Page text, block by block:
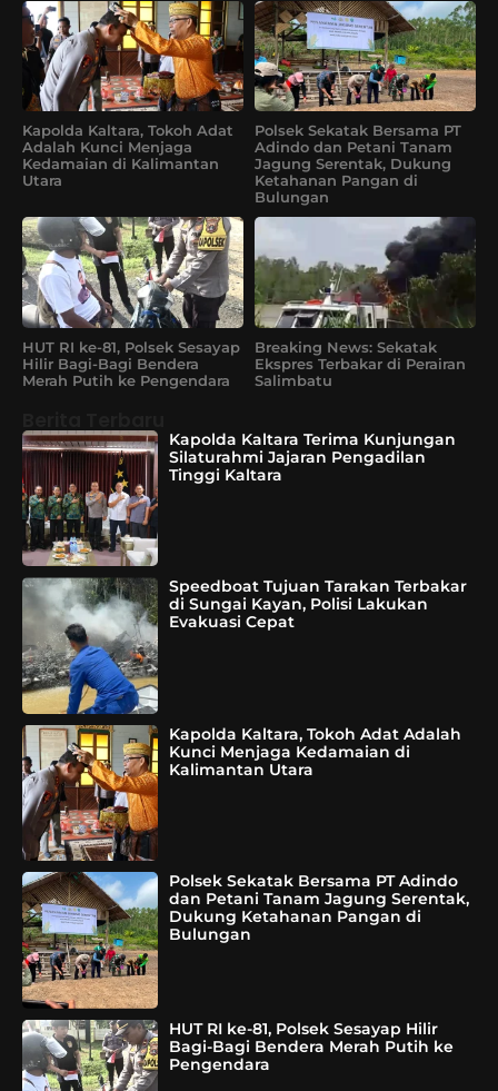
Kapolda Kaltara, Tokoh Adat
Adalah Kunci Menjaga
Kedamaian di Kalimantan
Utara
Polsek Sekatak Bersama PT
Adindo dan Petani Tanam
Jagung Serentak, Dukung
Ketahanan Pangan di
Bulungan
HUT RI ke-81, Polsek Sesayap
Hilir Bagi-Bagi Bendera
Merah Putih ke Pengendara
Breaking News: Sekatak
Ekspres Terbakar di Perairan
Salimbatu
Kapolda Kaltara Terima Kunjungan
Silaturahmi Jajaran Pengadilan
Tinggi Kaltara
Speedboat Tujuan Tarakan Terbakar
di Sungai Kayan, Polisi Lakukan
Evakuasi Cepat
Kapolda Kaltara, Tokoh Adat Adalah
Kunci Menjaga Kedamaian di
Kalimantan Utara
Polsek Sekatak Bersama PT Adindo
dan Petani Tanam Jagung Serentak,
Dukung Ketahanan Pangan di
Bulungan
HUT RI ke-81, Polsek Sesayap Hilir
Bagi-Bagi Bendera Merah Putih ke
Pengendara